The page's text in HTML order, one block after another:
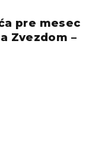
pre mesec
Zvezdom –